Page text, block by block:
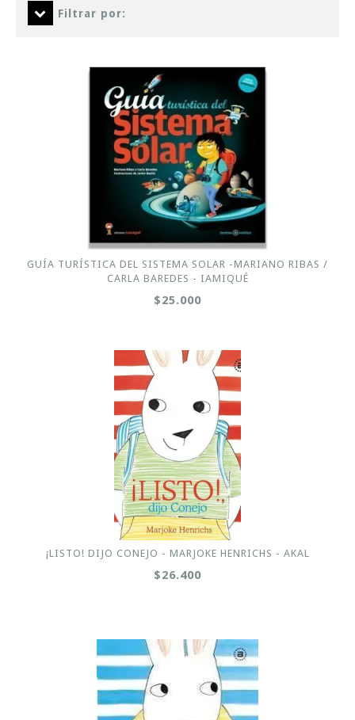
Filtrar por:
GUÍA TURÍSTICA DEL SISTEMA SOLAR -MARIANO RIBAS /
CARLA BAREDES - IAMIQUÉ
$25.000
¡LISTO! DIJO CONEJO - MARJOKE HENRICHS - AKAL
$26.400